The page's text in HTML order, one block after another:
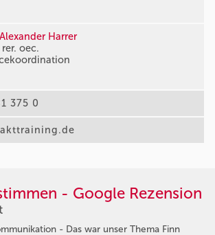
Harrer
oec.
375 0
- Google Rezension
- Das war unser Thema Finn